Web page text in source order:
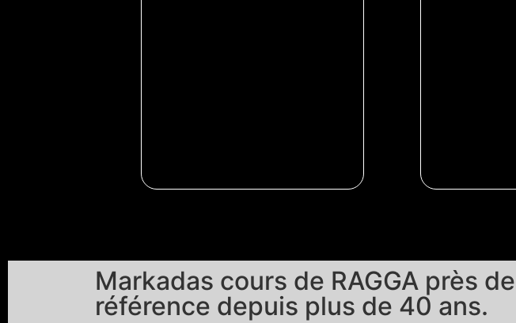
Markadas cours de RAGGA près
référence depuis plus de 40 ans.